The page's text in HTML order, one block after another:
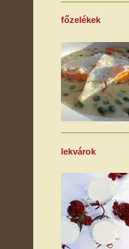
főzelékek
lekvárok